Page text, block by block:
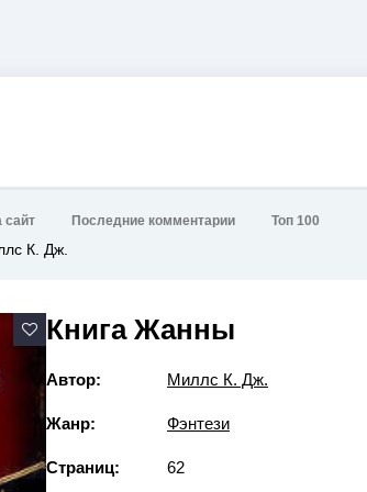
сайт Последние комментарии Топ 100
К. Дж.
Книга Жанны
Автор: Миллс К. Дж.
Жанр: Фэнтези
Страниц: 62